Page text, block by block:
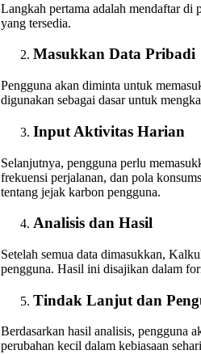
Langkah pertama adalah mendaftar
yang tersedia.
Masukkan Data Pribadi
Pengguna akan diminta untuk
digunakan sebagai dasar untuk
Input Aktivitas Harian
Selanjutnya, pengguna perlu
frekuensi perjalanan, dan pola
tentang jejak karbon pengguna.
Analisis dan Hasil
Setelah semua data dimasukkan,
pengguna. Hasil ini disajikan dalam
Tindak Lanjut dan
Berdasarkan hasil analisis, pengguna
perubahan kecil dalam kebiasaan